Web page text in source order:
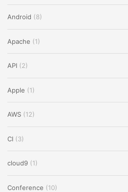
Android (8)
Apache (1)
API (2)
Apple (1)
AWS (12)
CI (3)
cloud9 (1)
Conference (10)